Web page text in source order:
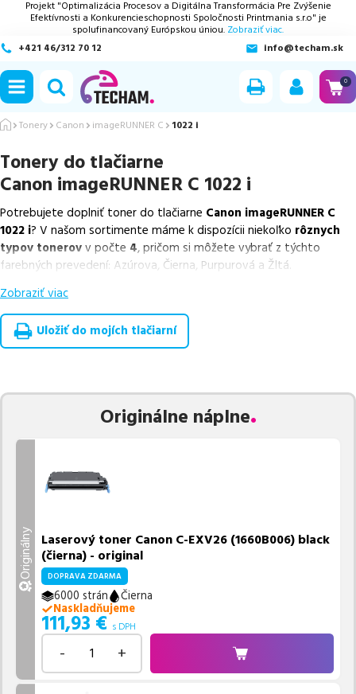
Projekt "Optimalizácia Procesov a Digitálna Transformácia Pre Zvýšenie
Efektívnosti a Konkurencieschopnosti Spoločnosti Printmania s.r.o" je
spolufinancovaný Európskou úniou. Zobraziť viac.
+421 46/312 70 12
info@techam.sk
0
Tonery Canon imageRUNNER C 1022 i
Tonery do tlačiarne
Canon imageRUNNER C 1022 i
Potrebujete doplniť toner do tlačiarne Canon imageRUNNER C
1022 i? V našom sortimente máme k dispozícii niekoľko rôznych
typov tonerovv počte 4, pričom si môžete vybrať z týchto
farebných prevedení: Azúrova, Čierna, Purpurová a Žltá.
Z uvedeného množstva dostupných náplní
náplnev počte4ks.
Celá táto certifikovaná ponuka, spĺňajúca normy ISO 9001 a 14001,
Vieme, že pri nákupe zohráva dôležitú úlohu aj dostupnosť. Preto
pravidelne naskladňovať produkty, aby boli ihneď k
dispozícii na odoslanie.
Ak si pri výbere nie ste istí, ktoré riešenie je pre vaše potreby
nás kedykoľvek obrátiť e-mailom alebo telefonicky. Sme tu, aby
sme vám pomohli vybrať to najlepšie riešenie.
Zobraziť viac
Uložiť do mojích tlačiarní
Originálne náplne
Originálny Laserový toner Canon C-EXV26 (1660B006) black
(čierna) - original
DOPRAVA ZDARMA
6000 strán
Čierna
Naskladňujeme
111,93 € s DPH
- +